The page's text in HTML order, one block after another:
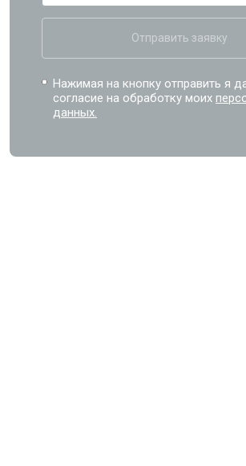
Отправить заявку
Нажимая на кнопку отправить я
согласие на обработку моих
данных.